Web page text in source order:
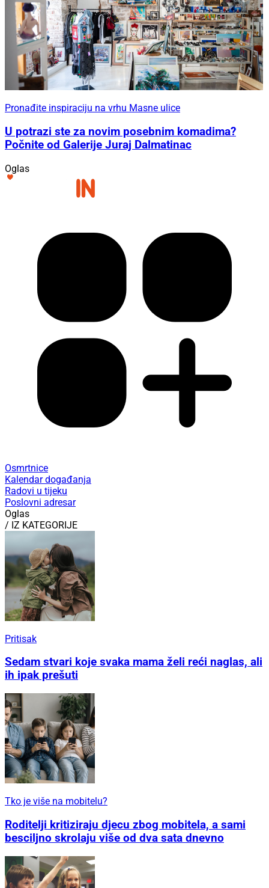
Pronađite inspiraciju na vrhu Masne ulice
U potrazi ste za novim posebnim komadima?
Počnite od Galerije Juraj Dalmatinac
Oglas
Osmrtnice
Kalendar događanja
Radovi u tijeku
Poslovni adresar
Oglas
/ IZ KATEGORIJE
Pritisak
Sedam stvari koje svaka mama želi reći naglas, ali
ih ipak prešuti
Tko je više na mobitelu?
Roditelji kritiziraju djecu zbog mobitela, a sami
besciljno skrolaju više od dva sata dnevno